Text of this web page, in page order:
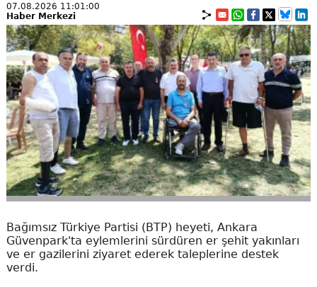
07.08.2026 11:01:00
Haber Merkezi
Bağımsız Türkiye Partisi (BTP) heyeti, Ankara
Güvenpark'ta eylemlerini sürdüren er şehit yakınları
ve er gazilerini ziyaret ederek taleplerine destek
verdi.